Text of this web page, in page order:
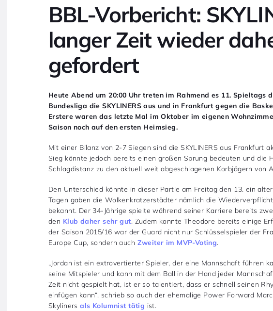
BBL-Vorbericht:
langer Zeit wieder
gefordert
Heute Abend um 20:00 Uhr treten im Rahmend es 11. Spieltags
Bundesliga die SKYLINERS aus und in Frankfurt gegen die
Erstere waren das letzte Mal im Oktober im eigenen
Saison noch auf den ersten Heimsieg.
Mit einer Bilanz von 2-7 Siegen sind die SKYLINERS aus Frankfurt
Sieg könnte jedoch bereits einen großen Sprung bedeuten und die
Schlagdistanz zu den aktuell weit abgeschlagenen Korbjägern von
Den Unterschied könnte in dieser Partie am Freitag den 13. ein
Tagen gaben die Wolkenkratzerstädter nämlich die
bekannt. Der 34-Jährige spielte während seiner Karriere bereits
den Klub daher sehr gut. Zudem konnte Theodore bereits einige
der Saison 2015/16 war der Guard nicht nur Schlüsselspieler der
Europe Cup, sondern auch Zweiter im MVP-Voting.
„Jordan ist ein extrovertierter Spieler, der eine Mannschaft führen
seine Mitspieler und kann mit dem Ball in der Hand jeder
Zeit nicht gespielt hat, ist er so talentiert, dass er schnell seinen
einfügen kann“, schrieb so auch der ehemalige Power Forward
Skylinersals Kolumnist tätig ist.